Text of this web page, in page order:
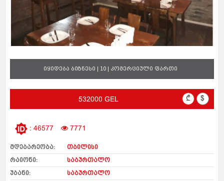
იყიდება ბიზნესი | 10 | კომერციული ფართი
532000 GEL ₾ $
: 46577 7771
მდებარეობა:
თბილისი
რაიონი:
საბურთალო
უბანი:
საბურთალო